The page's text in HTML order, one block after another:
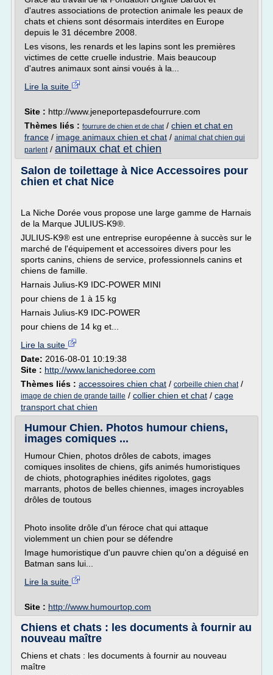
d'autres associations de protection animale les peaux de
chats et chiens sont désormais interdites en Europe
depuis le 31 décembre 2008.
Les visons, les renards et les lapins sont les premières
victimes de cette cruelle industrie. Mais beaucoup
d'autres animaux sont ainsi voués à la...
Lire la suite
Site : http://www.jeneportepasdefourrure.com
Thèmes liés : fourrure de chien et de chat / chien et chat en
france / image animaux chien et chat / animal chat chien qui
parlent/ animaux chat et chien
Salon de toilettage à Nice Accessoires pour
chien et chat Nice
La Niche Dorée vous propose une large gamme de Harnais
de la Marque JULIUS-K9®.
JULIUS-K9® est une entreprise européenne à succès sur le
marché de l'équipement et accessoires divers pour les
sports canins, chiens de service, professionnels canins et
chiens de famille.
Harnais Julius-K9 IDC-POWER MINI
pour chiens de 1 à 15 kg
Harnais Julius-K9 IDC-POWER
pour chiens de 14 kg et...
Lire la suite
Date: 2016-08-01 10:19:38
Site : http://www.lanichedoree.com
Thèmes liés : accessoires chien chat / corbeille chien chat/
image de chien de grande taille / collier chien et chat / cage
transport chat chien
Humour Chien. Photos humour chiens,
images comiques ...
Humour Chien, photos drôles de cabots, images
comiques insolites de chiens, gifs animés humoristiques
de chiots, photographies inédites rigolotes, gags
marrants, photos de belles chiennes, images incroyables
drôles de toutous
Photo insolite drôle d'un féroce chat qui attaque
violemment un chien pour se défendre
Image humoristique d'un pauvre chien qu'on a déguisé en
Batman sans lui...
Lire la suite
Site : http://www.humourtop.com
Chiens et chats : les documents à fournir au
nouveau maître
Chiens et chats : les documents à fournir au nouveau
maître